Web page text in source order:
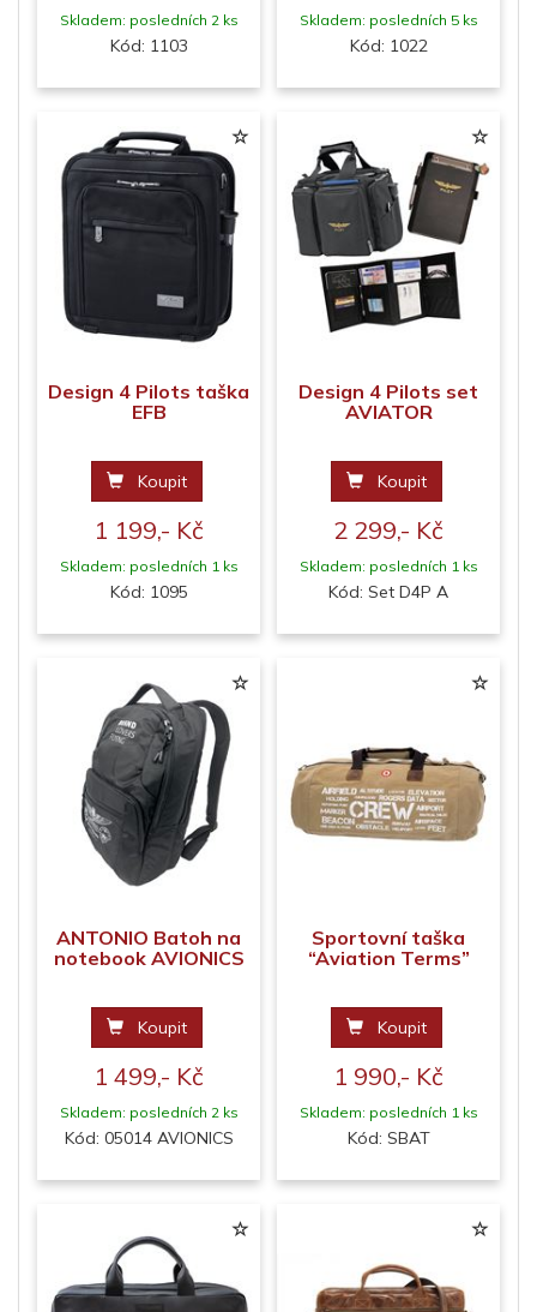
Skladem: posledních 2 ks
Kód: 1103
Skladem: posledních 5 ks
Kód: 1022
Design 4 Pilots taška
EFB
Koupit
1 199,- Kč
Skladem: posledních 1 ks
Kód: 1095
Design 4 Pilots set
AVIATOR
Koupit
2 299,- Kč
Skladem: posledních 1 ks
Kód: Set D4P A
ANTONIO Batoh na
notebook AVIONICS
Koupit
1 499,- Kč
Skladem: posledních 2 ks
Kód: 05014 AVIONICS
Sportovní taška
“Aviation Terms”
Koupit
1 990,- Kč
Skladem: posledních 1 ks
Kód: SBAT